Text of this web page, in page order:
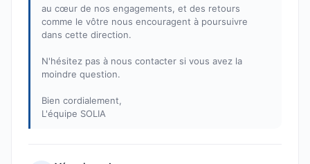
au cœur de nos engagements, et des retours
comme le vôtre nous encouragent à poursuivre
dans cette direction.
N'hésitez pas à nous contacter si vous avez la
moindre question.
Bien cordialement,
L'équipe SOLIA